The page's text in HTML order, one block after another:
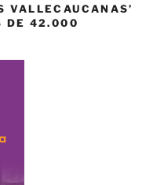
VALLECAUCANAS’
DE 42.000